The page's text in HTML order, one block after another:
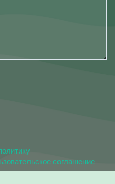
соглашение